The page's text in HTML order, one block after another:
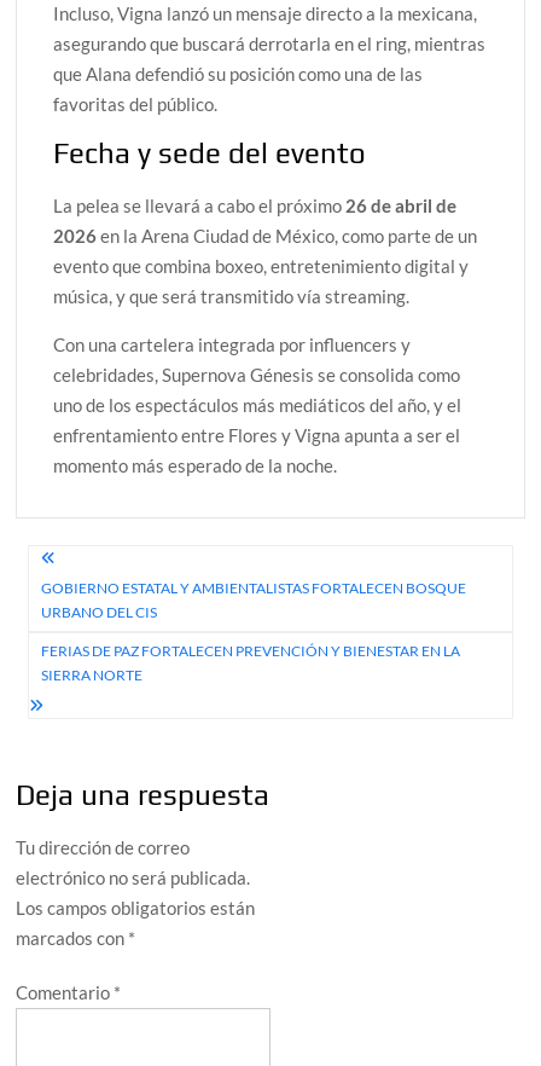
Incluso, Vigna lanzó un mensaje directo a la mexicana,
asegurando que buscará derrotarla en el ring, mientras
que Alana defendió su posición como una de las
favoritas del público.
Fecha y sede del evento
La pelea se llevará a cabo el próximo 26 de abril de
2026en la Arena Ciudad de México, como parte de un
evento que combina boxeo, entretenimiento digital y
música, y que será transmitido vía streaming.
Con una cartelera integrada por influencers y
celebridades, Supernova Génesis se consolida como
uno de los espectáculos más mediáticos del año, y el
enfrentamiento entre Flores y Vigna apunta a ser el
momento más esperado de la noche.
Navegación
de
entradas
GOBIERNO ESTATAL Y AMBIENTALISTAS FORTALECEN BOSQUE
URBANO DEL CIS
FERIAS DE PAZ FORTALECEN PREVENCIÓN Y BIENESTAR EN LA
SIERRA NORTE
Deja una respuesta
Tu dirección de correo
electrónico no será publicada.
Los campos obligatorios están
marcados con *
Comentario *